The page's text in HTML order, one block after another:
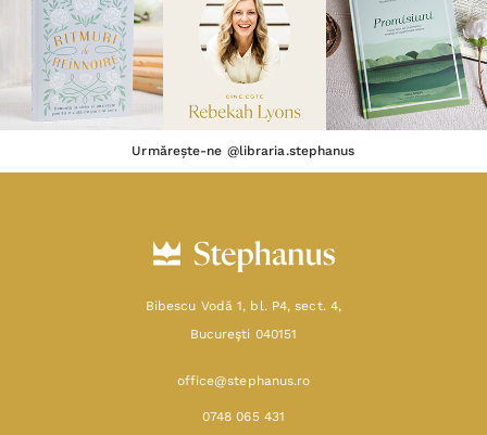
Urmărește-ne @libraria.stephanus
Bibescu Vodă 1, bl. P4, sect. 4,
Bucureşti 040151
office@stephanus.ro
0748 065 431